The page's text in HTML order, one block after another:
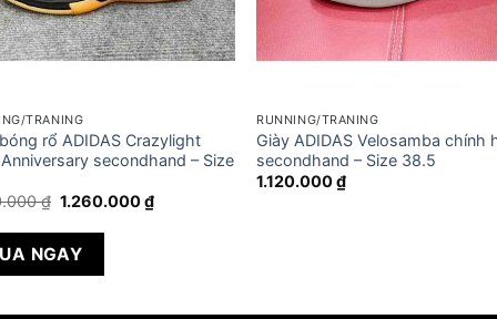
TRANING
rổ ADIDAS Crazylight
secondhand – Size
₫ Giá
là:
1.350.000 ₫.
1.260.000₫Giá
NGAY
RUNNING/TRANING
Giày ADIDAS Velosamba chính
secondhand – Size 38.5
1.120.000₫